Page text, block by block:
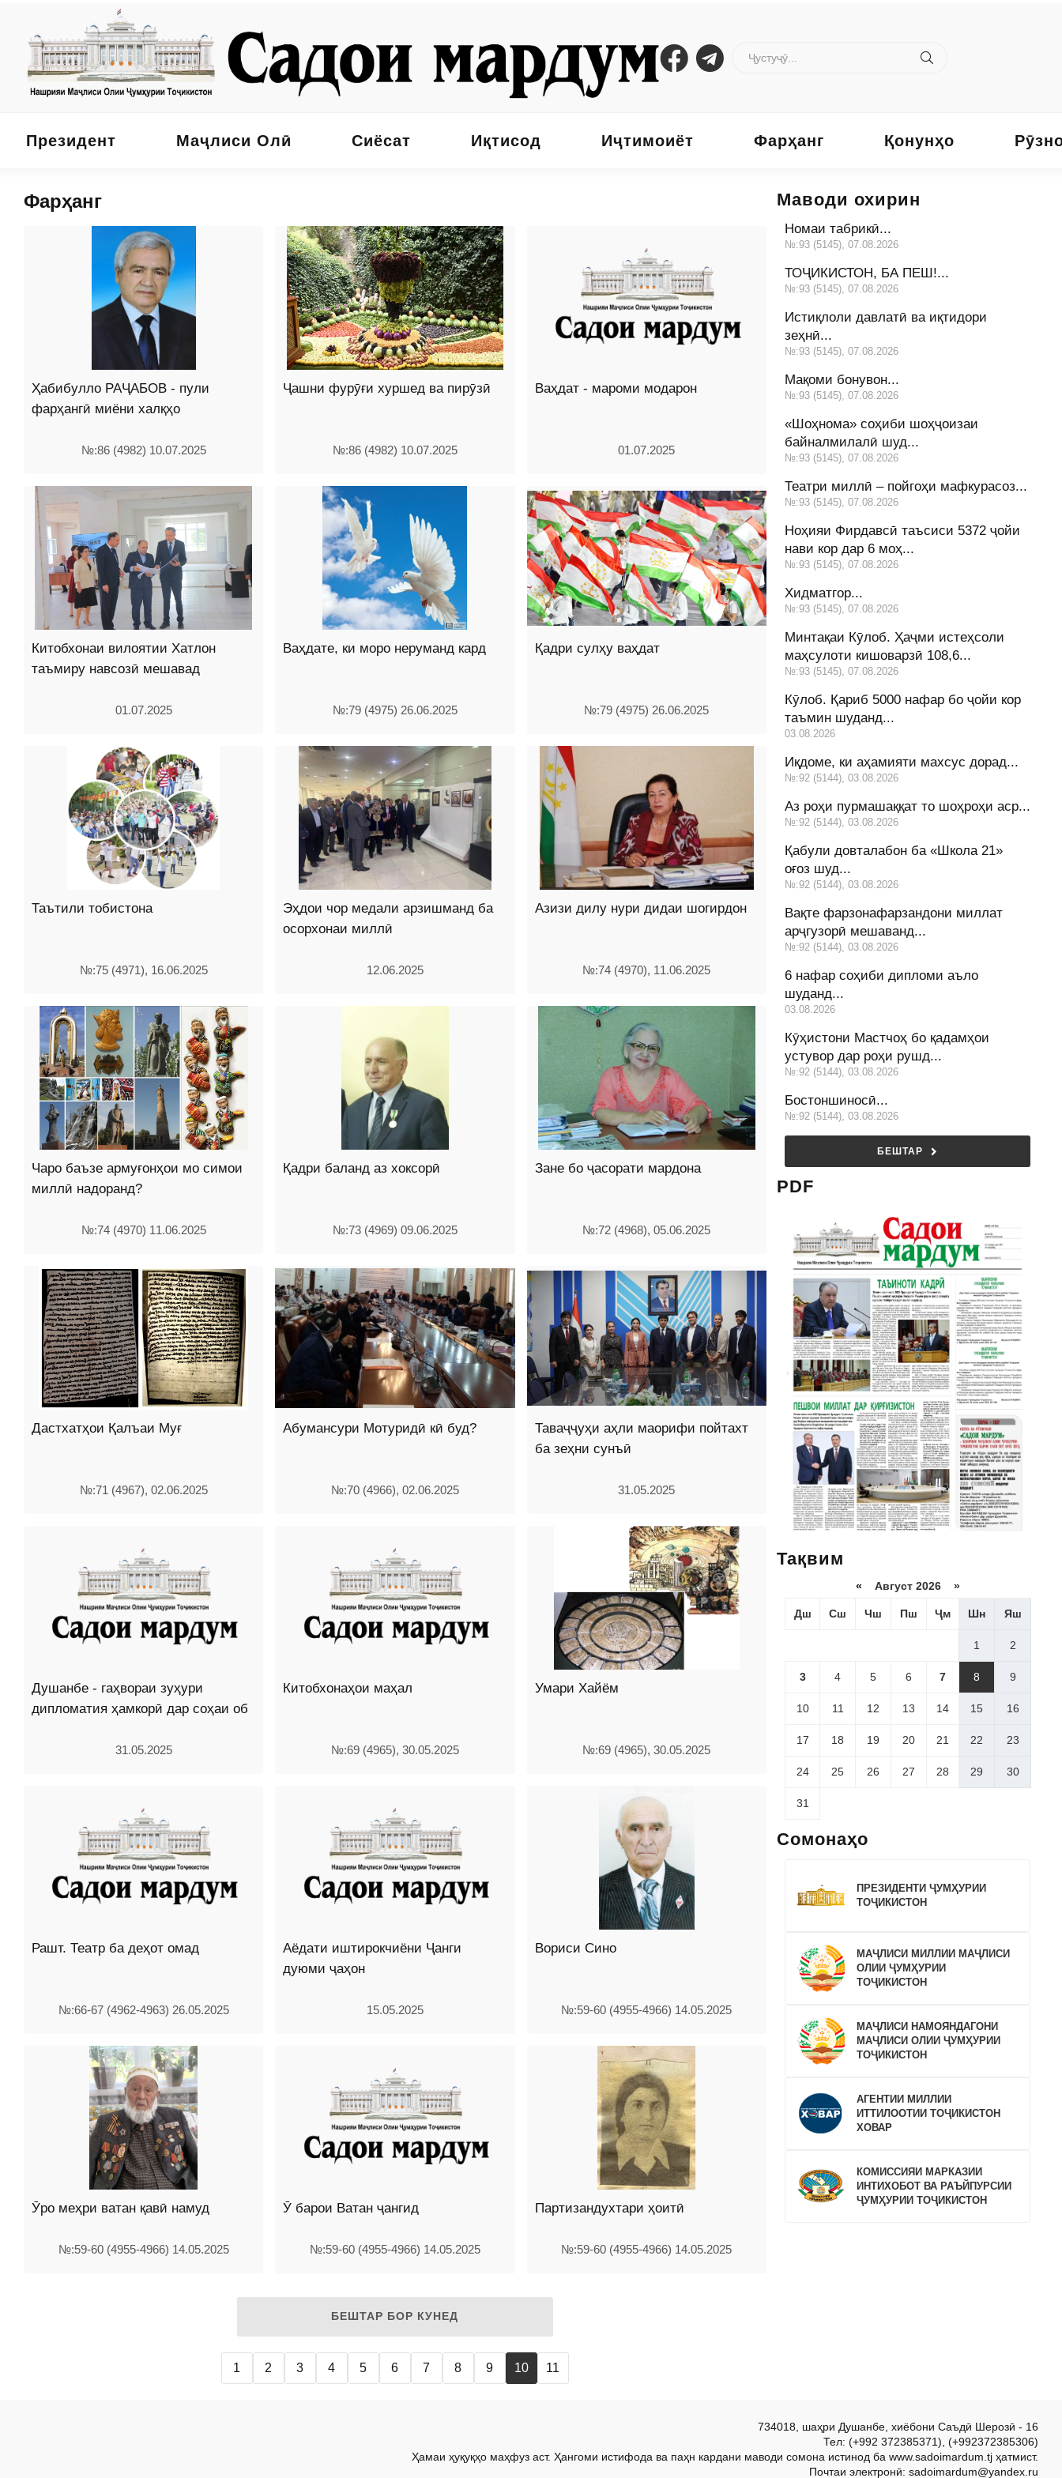
Президент Маҷлиси Олӣ Сиёсат Иқтисод Иҷтимоиёт Фарҳанг Қонунҳо
Фарҳанг
Ҳабибулло РАҶАБОВ - пули
фарҳангӣ миёни халқҳо
№:86 (4982) 10.07.2025
Ҷашни фурӯғи хуршед ва пирӯзӣ
№:86 (4982) 10.07.2025
Ваҳдат - мароми модарон
01.07.2025
Китобхонаи вилоятии Хатлон
таъмиру навсозӣ мешавад
01.07.2025
Ваҳдате, ки моро неруманд кард
№:79 (4975) 26.06.2025
Қадри сулҳу ваҳдат
№:79 (4975) 26.06.2025
Таътили тобистона
№:75 (4971), 16.06.2025
Эҳдои чор медали арзишманд ба
осорхонаи миллӣ
12.06.2025
Азизи дилу нури дидаи шогирдон
№:74 (4970), 11.06.2025
Чаро баъзе армуғонҳои мо симои
миллӣ надоранд?
№:74 (4970) 11.06.2025
Қадри баланд аз хоксорӣ
№:73 (4969) 09.06.2025
Зане бо ҷасорати мардона
№:72 (4968), 05.06.2025
Дастхатҳои Қалъаи Муғ
№:71 (4967), 02.06.2025
Абумансури Мотуридӣ кӣ буд?
№:70 (4966), 02.06.2025
Таваҷҷуҳи аҳли маорифи пойтахт
ба зеҳни сунъӣ
31.05.2025
Душанбе - гаҳвораи зуҳури
дипломатия ҳамкорӣ дар соҳаи об
31.05.2025
Китобхонаҳои маҳал
№:69 (4965), 30.05.2025
Умари Хайём
№:69 (4965), 30.05.2025
Рашт. Театр ба деҳот омад
№:66-67 (4962-4963) 26.05.2025
Аёдати иштирокчиёни Ҷанги
дуюми ҷаҳон
15.05.2025
Вориси Сино
№:59-60 (4955-4966) 14.05.2025
Ӯро меҳри ватан қавӣ намуд
№:59-60 (4955-4966) 14.05.2025
Ӯ барои Ватан ҷангид
№:59-60 (4955-4966) 14.05.2025
Партизандухтари ҳоитӣ
№:59-60 (4955-4966) 14.05.2025
БЕШТАР БОР КУНЕД
1 2 3 4 5 6 7 8 9 10 11
Маводи охирин
Номаи табрикӣ...
№:93 (5145), 07.08.2026
ТОҶИКИСТОН, БА ПЕШ!...
№:93 (5145), 07.08.2026
Истиқлоли давлатӣ ва иқтидори
зеҳнӣ...
№:93 (5145), 07.08.2026
Мақоми бонувон...
№:93 (5145), 07.08.2026
«Шоҳнома» соҳиби шоҳҷоизаи
байналмилалӣ шуд...
№:93 (5145), 07.08.2026
Театри миллӣ – пойгоҳи мафкурасоз...
№:93 (5145), 07.08.2026
Ноҳияи Фирдавсӣ таъсиси 5372 ҷойи
нави кор дар 6 моҳ...
№:93 (5145), 07.08.2026
Хидматгор...
№:93 (5145), 07.08.2026
Минтақаи Кӯлоб. Ҳаҷми истеҳсоли
маҳсулоти кишоварзӣ 108,6...
№:93 (5145), 07.08.2026
Кӯлоб. Қариб 5000 нафар бо ҷойи кор
таъмин шуданд...
03.08.2026
Иқдоме, ки аҳамияти махсус дорад...
№:92 (5144), 03.08.2026
Аз роҳи пурмашаққат то шоҳроҳи аср...
№:92 (5144), 03.08.2026
Қабули довталабон ба «Школа 21»
оғоз шуд...
№:92 (5144), 03.08.2026
Вақте фарзонафарзандони миллат
арҷгузорӣ мешаванд...
№:92 (5144), 03.08.2026
6 нафар соҳиби дипломи аъло
шуданд...
03.08.2026
Кӯҳистони Мастчоҳ бо қадамҳои
устувор дар роҳи рушд...
№:92 (5144), 03.08.2026
Бостоншиносӣ...
№:92 (5144), 03.08.2026
БЕШТАР
PDF
Тақвим
« Август 2026 »
Дш Сш Чш Пш Ҷм Шн Яш
1 2
3 4 5 6 7 8 9
10 11 12 13 14 15 16
17 18 19 20 21 22 23
24 25 26 27 28 29 30
31
Сомонаҳо
ПРЕЗИДЕНТИ ҶУМҲУРИИ
ТОҶИКИСТОН
МАҶЛИСИ МИЛЛИИ МАҶЛИСИ
ОЛИИ ҶУМҲУРИИ
ТОҶИКИСТОН
МАҶЛИСИ НАМОЯНДАГОНИ
МАҶЛИСИ ОЛИИ ҶУМҲУРИИ
ТОҶИКИСТОН
АГЕНТИИ МИЛЛИИ
ИТТИЛООТИИ ТОҶИКИСТОН
ХОВАР
КОМИССИЯИ МАРКАЗИИ
ИНТИХОБОТ ВА РАЪЙПУРСИИ
ҶУМҲУРИИ ТОҶИКИСТОН
734018, шаҳри Душанбе, хиёбони Саъдӣ Шерозӣ - 16
Тел: (+992 372385371), (+992372385306)
Ҳамаи ҳуқуқҳо маҳфуз аст. Ҳангоми истифода ва паҳн кардани маводи сомона истинод ба www.sadoimardum.tj ҳатмист.
Почтаи электронӣ: sadoimardum@yandex.ru